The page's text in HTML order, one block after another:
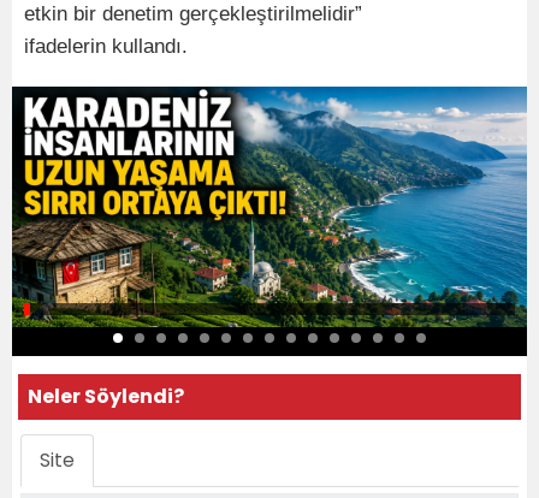
etkin bir denetim gerçekleştirilmelidir”
ifadelerin kullandı.
Neler Söylendi?
Site